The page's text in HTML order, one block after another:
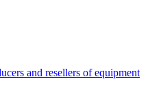
and resellers of equipment